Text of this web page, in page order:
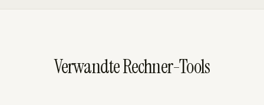
aufzubauen.Verwandte Rechner-Tools